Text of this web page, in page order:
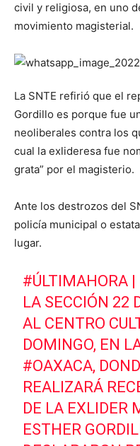
civil y religiosa, en uno
movimiento magisterial.
La SNTE refirió que el
Gordillo es porque fue
neoliberales contra los
cual la exlideresa fue
grata” por el magisterio.
Ante los destrozos del
policía municipal o
lugar.
#ÚLTIMAHORA |
LA SECCIÓN 22
AL CENTRO
DOMINGO, EN
#OAXACA,
REALIZARÁ
DE LA EXLIDER
ESTHER